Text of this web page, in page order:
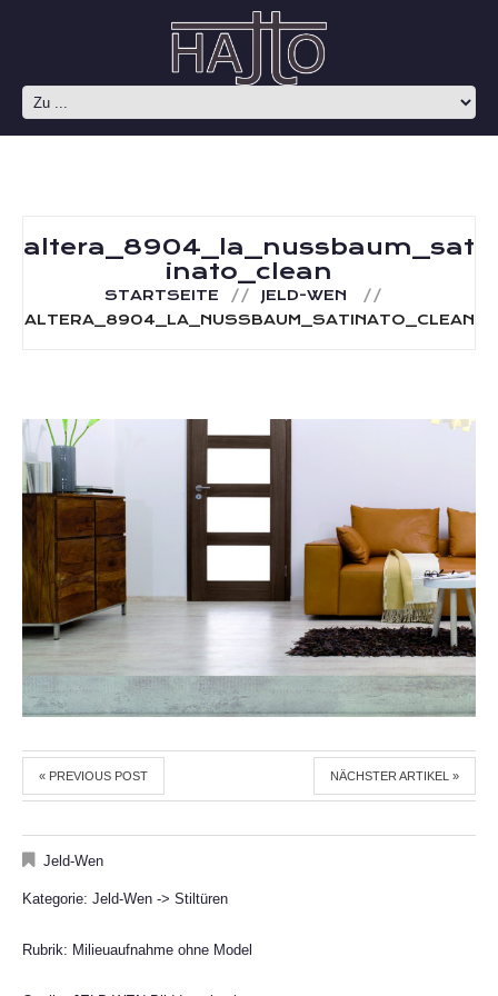
altera_8904_la_nussbaum_sat
inato_clean
STARTSEITE
JELD-WEN
ALTERA_8904_LA_NUSSBAUM_SATINATO_CLEAN
« PREVIOUS POST NÄCHSTER ARTIKEL »
Jeld-Wen
Kategorie: Jeld-Wen -> Stiltüren
Rubrik: Milieuaufnahme ohne Model